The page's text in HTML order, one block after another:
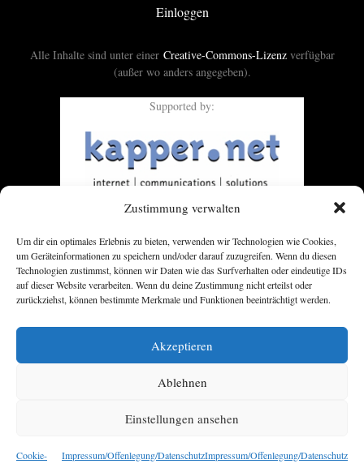
Zustimmung verwalten
Um dir ein optimales Erlebnis zu bieten, verwenden wir Technologien wie Cookies,
um Geräteinformationen zu speichern und/oder darauf zuzugreifen. Wenn du diesen
Technologien zustimmst, können wir Daten wie das Surfverhalten oder eindeutige IDs
auf dieser Website verarbeiten. Wenn du deine Zustimmung nicht erteilst oder
zurückziehst, können bestimmte Merkmale und Funktionen beeinträchtigt werden.
Akzeptieren
Ablehnen
Einstellungen ansehen
Cookie- Impressum/Offenlegung/DatenschutzImpressum/Offenlegung/Datenschutz
Einloggen
Alle Inhalte sind unter einer Creative-Commons-Lizenzverfügbar
(außer wo anders angegeben).
Supported by: